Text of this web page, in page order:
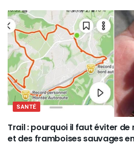
SANTÉ
Trail : pourquoi il faut éviter
et des framboises sauvages